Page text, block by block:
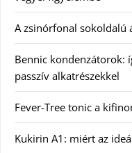
A zsinórfonal sokoldalú
Bennic kondenzátorok:
passzív alkatrészekkel
Fever-Tree tonic a
Kukirin A1: miért az